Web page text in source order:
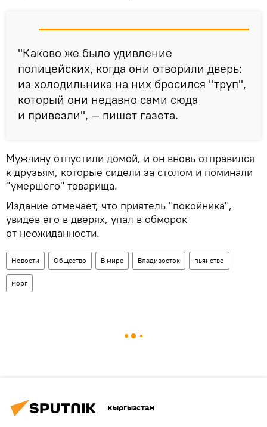
"Каково же было удивление
полицейских, когда они отворили дверь:
из холодильника на них бросился "труп",
который они недавно сами сюда
и привезли", — пишет газета.
Мужчину отпустили домой, и он вновь отправился
к друзьям, которые сидели за столом и поминали
"умершего" товарища.
Издание отмечает, что приятель "покойника",
увидев его в дверях, упал в обморок
от неожиданности.
Новости Общество В мире Владивосток пьянство
морг
Кыргызстан